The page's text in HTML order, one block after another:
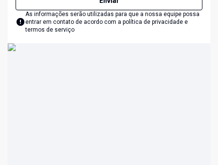
As informações serão utilizadas para que a nossa equipe possa
entrar em contato de acordo com a política de privacidade e
termos de serviço